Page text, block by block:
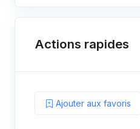
Actions rapides
Ajouter aux favoris